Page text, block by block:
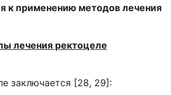
к применению методов лечения
лечения ректоцеле
заключается [28, 29]: